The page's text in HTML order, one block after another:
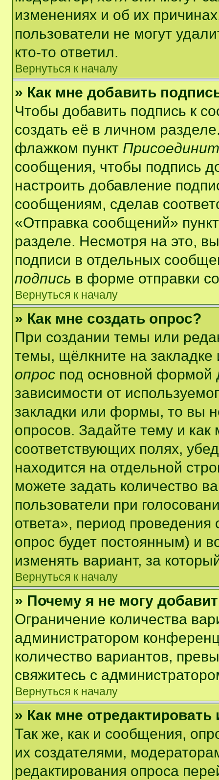
изменениях и об их
пользователи не могут
кто-то ответил.
Вернуться к началу
» Как мне добавить
Чтобы добавить подпись к
создать её в личном
флажком пункт
сообщения, чтобы подпись
настроить добавление
сообщениям, сделав
«Отправка сообщений»
разделе. Несмотря на это,
подписи в отдельных
подпись в форме отправки
Вернуться к началу
» Как мне создать опрос?
При создании темы или
темы, щёлкните на
опрос под основной формой
зависимости от
закладки или формы, то вы
опросов. Задайте тему и
соответствующих полях,
находится на отдельной
можете задать количество
пользователи при
ответа», период проведения
опрос будет постоянным) и
изменять вариант, за
Вернуться к началу
» Почему я не могу
Ограничение количества
администратором
количество вариантов,
свяжитесь с
Вернуться к началу
» Как мне
Так же, как и сообщения,
их создателями,
редактирования опроса